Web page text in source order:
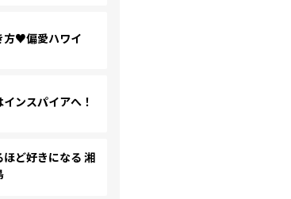
方♥偏愛ハワイ
ンスパイアへ！
ど好きになる 湘